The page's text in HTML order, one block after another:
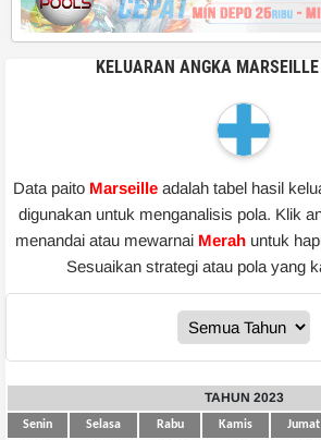
KELUARAN ANGKA
Data paito Marseille adalah tabel hasil
digunakan untuk menganalisis pola. Klik
menandai atau mewarnai Merahuntuk
Sesuaikan strategi atau pola yang
TAHUN 2023
Senin Selasa Rabu Kamis Jumat